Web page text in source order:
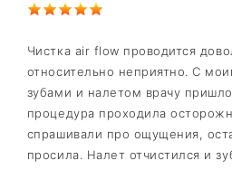
Чистка air flow проводится
относительно неприятно. С
зубами и налетом врачу
процедура проходила
спрашивали про ощущения,
просила. Налет отчистился и